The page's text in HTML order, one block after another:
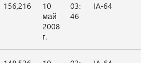
156,216
10
май
2008
г.
03:
46
IA-64